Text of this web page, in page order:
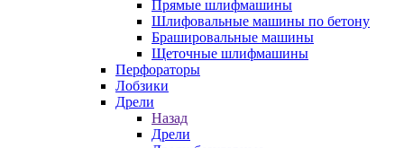
Прямые шлифмашины
Шлифовальные машины по бетону
Брашировальные машины
Щеточные шлифмашины
Перфораторы
Лобзики
Дрели
Назад
Дрели